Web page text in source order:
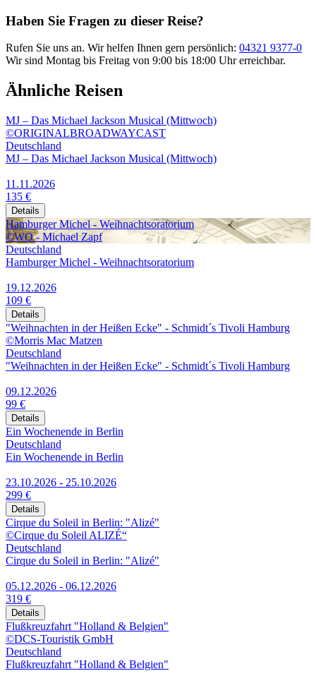
Haben Sie Fragen zu dieser Reise?
Rufen Sie uns an. Wir helfen Ihnen gern persönlich: 04321 9377-0
Wir sind Montag bis Freitag von 9:00 bis 18:00 Uhr erreichbar.
Ähnliche Reisen
MJ – Das Michael Jackson Musical (Mittwoch)
©ORIGINALBROADWAYCAST
Deutschland
MJ – Das Michael Jackson Musical (Mittwoch)
11.11.2026
135 €
Details
Hamburger Michel - Weihnachtsoratorium
©WO - Michael Zapf
Deutschland
Hamburger Michel - Weihnachtsoratorium
19.12.2026
109 €
Details
"Weihnachten in der Heißen Ecke" - Schmidt´s Tivoli Hamburg
©Morris Mac Matzen
Deutschland
"Weihnachten in der Heißen Ecke" - Schmidt´s Tivoli Hamburg
09.12.2026
99 €
Details
Ein Wochenende in Berlin
Deutschland
Ein Wochenende in Berlin
23.10.2026 - 25.10.2026
299 €
Details
Cirque du Soleil in Berlin: "Alizé"
©Cirque du Soleil ALIZÉ“
Deutschland
Cirque du Soleil in Berlin: "Alizé"
05.12.2026 - 06.12.2026
319 €
Details
Flußkreuzfahrt "Holland & Belgien"
©DCS-Touristik GmbH
Deutschland
Flußkreuzfahrt "Holland & Belgien"